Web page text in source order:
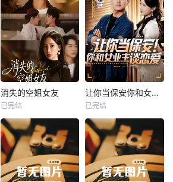
热播
未知
消失的空姐女友
已完结
热播
未知
让你当保安你和女业主谈恋爱
已完结